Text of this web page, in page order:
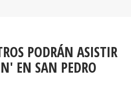
PODRÁN ASISTIR
EN SAN PEDRO